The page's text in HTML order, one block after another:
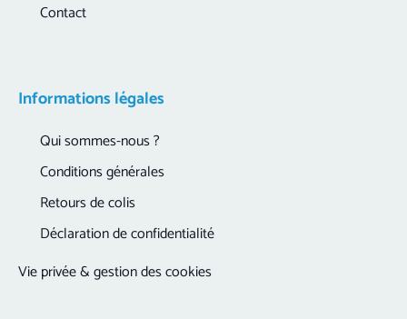
Informations légales
Qui sommes-nous ?
Conditions générales
Retours de colis
Déclaration de confidentialité
Vie privée & gestion des cookies
Contact